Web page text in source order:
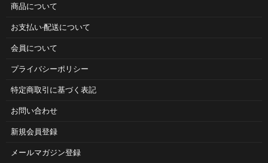
商品について
お⽀払い‧配送について
会員について
プライバシーポリシー
特定商取引に基づく表記
お問い合わせ
新規会員登録
メールマガジン登録